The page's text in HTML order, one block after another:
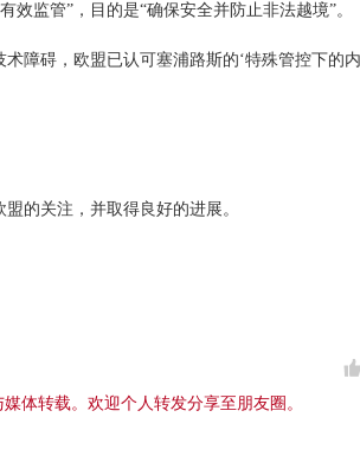
监管”，目的是“确保安全并防止非法越境”。
障碍，欧盟已认可塞浦路斯的‘特殊管控下的
的关注，并取得良好的进展。
体转载。欢迎个人转发分享至朋友圈。